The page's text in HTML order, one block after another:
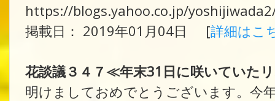
https://blogs.yahoo.co.jp/
掲載日： 2019年01月04日 [詳細はこ
花談議３４７≪年末31日に咲いていた
明けましておめでとうございます。今